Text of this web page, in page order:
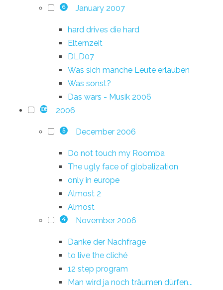
6 January 2007
hard drives die hard
Elternzeit
DLD07
Was sich manche Leute erlauben
Was sonst?
Das wars - Musik 2006
108 2006
5 December 2006
Do not touch my Roomba
The ugly face of globalization
only in europe
Almost 2
Almost
4 November 2006
Danke der Nachfrage
to live the cliché
12 step program
Man wird ja noch träumen dürfen...